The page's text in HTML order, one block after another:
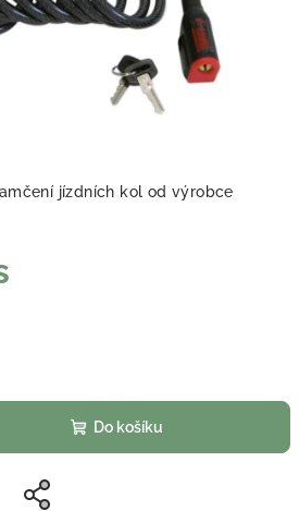
jízdních kol od výrobce
Do košíku